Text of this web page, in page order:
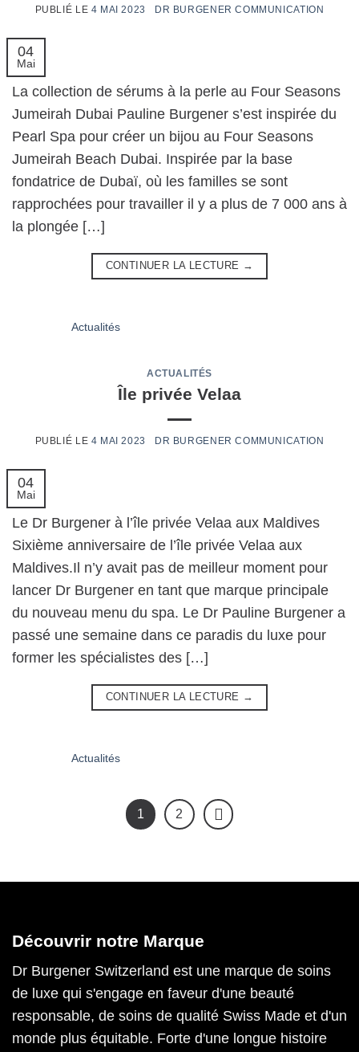
4 MAI 2023
04
Mai
La collection de sérums à la perle au Four Seasons
Jumeirah Dubai Pauline Burgener s’est inspirée du
Pearl Spa pour créer un bijou au Four Seasons
Jumeirah Beach Dubai. Inspirée par la base
fondatrice de Dubaï, où les familles se sont
rapprochées pour travailler il y a plus de 7 000 ans à
la plongée […]
CONTINUER LA LECTURE →
ACTUALITÉS
Île privée Velaa
4 MAI 2023
04
Mai
Le Dr Burgener à l’île privée Velaa aux Maldives
Sixième anniversaire de l’île privée Velaa aux
Maldives.Il n’y avait pas de meilleur moment pour
lancer Dr Burgener en tant que marque principale
du nouveau menu du spa. Le Dr Pauline Burgener a
passé une semaine dans ce paradis du luxe pour
former les spécialistes des […]
CONTINUER LA LECTURE →
1 2
Découvrir notre Marque
Dr Burgener Switzerland est une marque de soins
de luxe qui s'engage en faveur d'une beauté
responsable, de soins de qualité Swiss Made et d'un
monde plus équitable. Forte d'une longue histoire